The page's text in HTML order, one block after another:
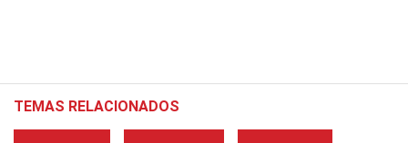
TEMAS RELACIONADOS